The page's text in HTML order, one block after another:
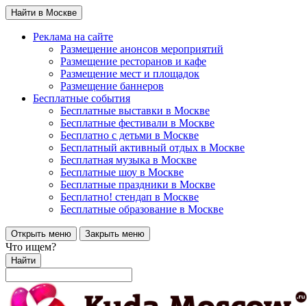
Найти в Москве
Реклама на сайте
Размещение анонсов мероприятий
Размещение ресторанов и кафе
Размещение мест и площадок
Размещение баннеров
Бесплатные события
Бесплатные выставки в Москве
Бесплатные фестивали в Москве
Бесплатно с детьми в Москве
Бесплатный активный отдых в Москве
Бесплатная музыка в Москве
Бесплатные шоу в Москве
Бесплатные праздники в Москве
Бесплатно! стендап в Москве
Бесплатные образование в Москве
Открыть меню Закрыть меню
Что ищем?
Найти